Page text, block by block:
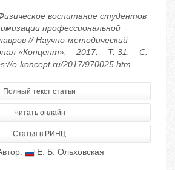
воспитание студентов
профессиональной
// Научно-методический
«Концепт». – 2017. – Т. 31. – С.
e-koncept.ru/2017/970025.htm
Полный текст статьи
Читать онлайн
Статья в РИНЦ
Е. Б. Ольховская